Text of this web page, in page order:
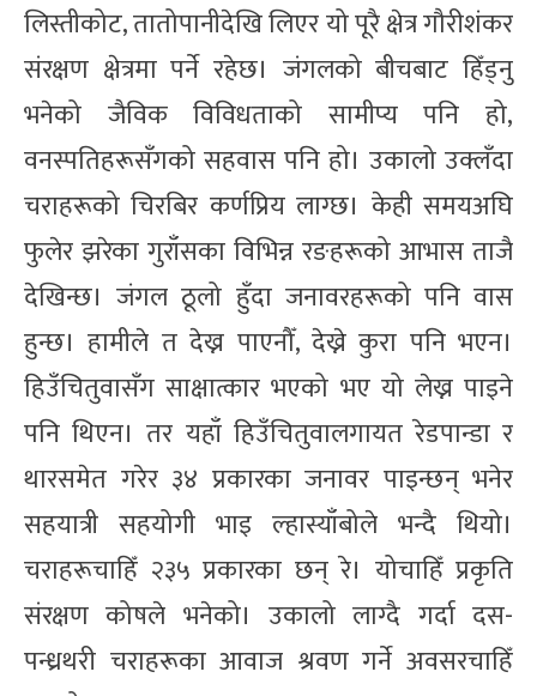
लिस्तीकोट, तातोपानीदेखि लिएर यो पूरै क्षेत्र गौरीशंकर
संरक्षण क्षेत्रमा पर्ने रहेछ। जंगलको बीचबाट हिँड्नु
भनेको जैविक विविधताको सामीप्य पनि हो,
वनस्पतिहरूसँगको सहवास पनि हो। उकालो उक्लँदा
चराहरूको चिरबिर कर्णप्रिय लाग्छ। केही समयअघि
फुलेर झरेका गुराँसका विभिन्न रङहरूको आभास ताजै
देखिन्छ। जंगल ठूलो हुँदा जनावरहरूको पनि वास
हुन्छ। हामीले त देख्न पाएनौँ, देख्ने कुरा पनि भएन।
हिउँचितुवासँग साक्षात्कार भएको भए यो लेख्न पाइने
पनि थिएन। तर यहाँ हिउँचितुवालगायत रेडपान्डा र
थारसमेत गरेर ३४ प्रकारका जनावर पाइन्छन् भनेर
सहयात्री सहयोगी भाइ ल्हास्याँबोले भन्दै थियो।
चराहरूचाहिँ २३५ प्रकारका छन् रे। योचाहिँ प्रकृति
संरक्षण कोषले भनेको। उकालो लाग्दै गर्दा दस-
पन्ध्रथरी चराहरूका आवाज श्रवण गर्ने अवसरचाहिँ